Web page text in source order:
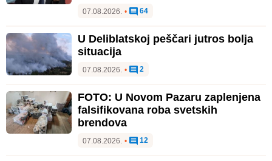
07.08.2026. • 64
U Deliblatskoj peščari jutros bolja
situacija
07.08.2026. • 2
FOTO: U Novom Pazaru zaplenjena
falsifikovana roba svetskih
brendova
07.08.2026. • 12